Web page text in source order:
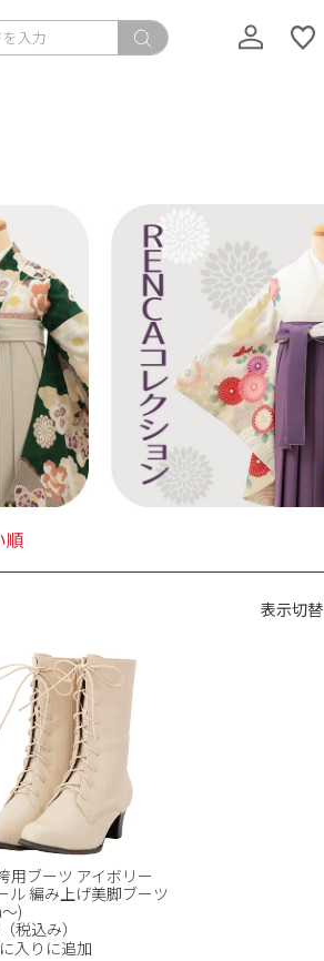
順
表示切替
用ブーツ アイボリー
ル 編み上げ美脚ブーツ
)
税込み）
入りに追加